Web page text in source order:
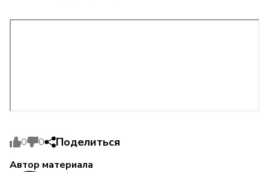
0 0 Поделиться
Автор материала